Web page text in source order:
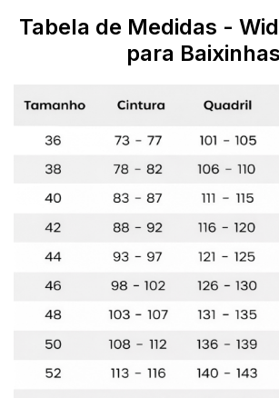
Tabela de Medidas -
para Baixinhas